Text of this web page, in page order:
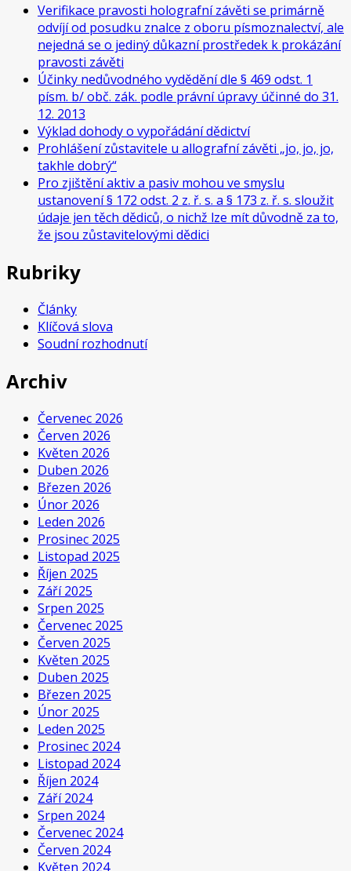
Verifikace pravosti holografní závěti se primárně
odvíjí od posudku znalce z oboru písmoznalectví, ale
nejedná se o jediný důkazní prostředek k prokázání
pravosti závěti
Účinky nedůvodného vydědění dle § 469 odst. 1
písm. b/ obč. zák. podle právní úpravy účinné do 31.
12. 2013
Výklad dohody o vypořádání dědictví
Prohlášení zůstavitele u allografní závěti „jo, jo, jo,
takhle dobrý“
Pro zjištění aktiv a pasiv mohou ve smyslu
ustanovení § 172 odst. 2 z. ř. s. a § 173 z. ř. s. sloužit
údaje jen těch dědiců, o nichž lze mít důvodně za to,
že jsou zůstavitelovými dědici
Rubriky
Články
Klíčová slova
Soudní rozhodnutí
Archiv
Červenec 2026
Červen 2026
Květen 2026
Duben 2026
Březen 2026
Únor 2026
Leden 2026
Prosinec 2025
Listopad 2025
Říjen 2025
Září 2025
Srpen 2025
Červenec 2025
Červen 2025
Květen 2025
Duben 2025
Březen 2025
Únor 2025
Leden 2025
Prosinec 2024
Listopad 2024
Říjen 2024
Září 2024
Srpen 2024
Červenec 2024
Červen 2024
Květen 2024